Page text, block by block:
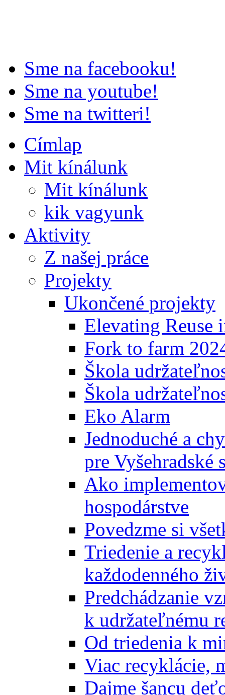
Sme na facebooku!
Sme na youtube!
Sme na twitteri!
Címlap
Mit kínálunk
Mit kínálunk
kik vagyunk
Aktivity
Z našej práce
Projekty
Ukončené projekty
Elevating Reuse
Fork to farm
Škola
Škola
Eko Alarm
Jednoduché a
pre Vyšehradské
Ako
hospodárstve
Povedzme si
Triedenie a
každodenného
Predchádzanie
k udržateľnému
Od triedenia k
Viac recyklácie,
Dajme šancu